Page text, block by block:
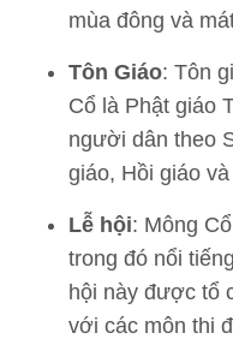
mùa đông và
Tôn Giáo: Tôn
Cổ là Phật giáo
người dân theo
giáo, Hồi giáo
Lễ hội: Mông
trong đó nổi
hội này được tổ
với các môn thi